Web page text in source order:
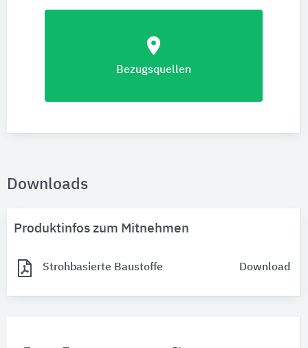
location_on
Bezugsquellen
Downloads
Produktinfos zum Mitnehmen
Strohbasierte Baustoffe Download